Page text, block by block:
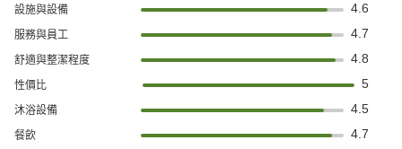
設施與設備 4.6
服務與員工 4.7
舒適與整潔程度 4.8
性價比 5
沐浴設備 4.5
餐飲 4.7